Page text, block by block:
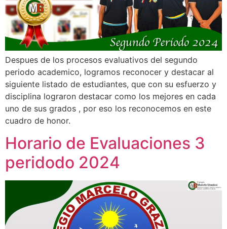
Despues de los procesos evaluativos del segundo
periodo academico, logramos reconocer y destacar al
siguiente listado de estudiantes, que con su esfuerzo y
disciplina lograron destacar como los mejores en cada
uno de sus grados , por eso los reconocemos en este
cuadro de honor.
Horario de Evaluaciones 3
peridodo 2024